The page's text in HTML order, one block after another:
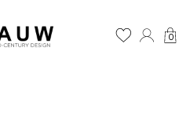
0